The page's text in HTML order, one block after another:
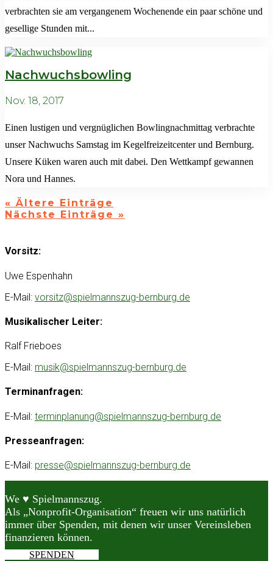
verbrachten sie am vergangenem Wochenende ein paar schöne und
gesellige Stunden mit...
Nachwuchsbowling
Nov. 18, 2017
Einen lustigen und vergnüglichen Bowlingnachmittag verbrachte
unser Nachwuchs Samstag im Kegelfreizeitcenter und Bernburg.
Unsere Küken waren auch mit dabei. Den Wettkampf gewannen
Nora und Hannes.
« Ältere Einträge
Nächste Einträge »
Vorsitz:
Uwe Espenhahn
E-Mail: vorsitz@spielmannszug-bernburg.de
Musikalischer Leiter:
Ralf Frieboes
E-Mail: musik@spielmannszug-bernburg.de
Terminanfragen:
E-Mail: terminplanung@spielmannszug-bernburg.de
Presseanfragen:
E-Mail: presse@spielmannszug-bernburg.de
We ♥ Spielmannszug.
Als „Nonprofit-Organisation“ freuen wir uns natürlich
immer über Spenden, mit denen wir unser Vereinsleben
finanzieren können.
SPENDEN